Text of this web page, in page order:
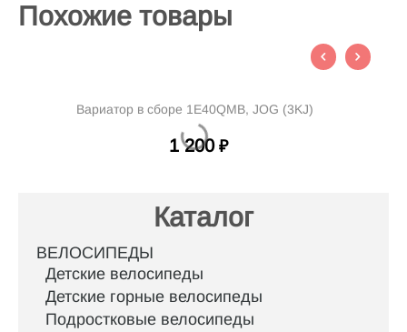
Похожие товары
Вариатор в сборе 1E40QMB, JOG (3KJ)
1 200 ₽
Каталог
ВЕЛОСИПЕДЫ
Детские велосипеды
Детские горные велосипеды
Подростковые велосипеды